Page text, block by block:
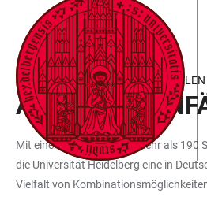
LINKS
ZUR
BARRIEREFREIHEIT
ZUM
HAUPTINHALT
HAUPTNAVIGATION
ÖFFNEN
WEBSEITENSUCHE
ÖFFNEN
STUDIENGÄNGE ZUSAMMENSTELLEN
ALLE
Mit einem Spektrum von mehr als 190
die Universität Heidelberg eine in
Vielfalt von